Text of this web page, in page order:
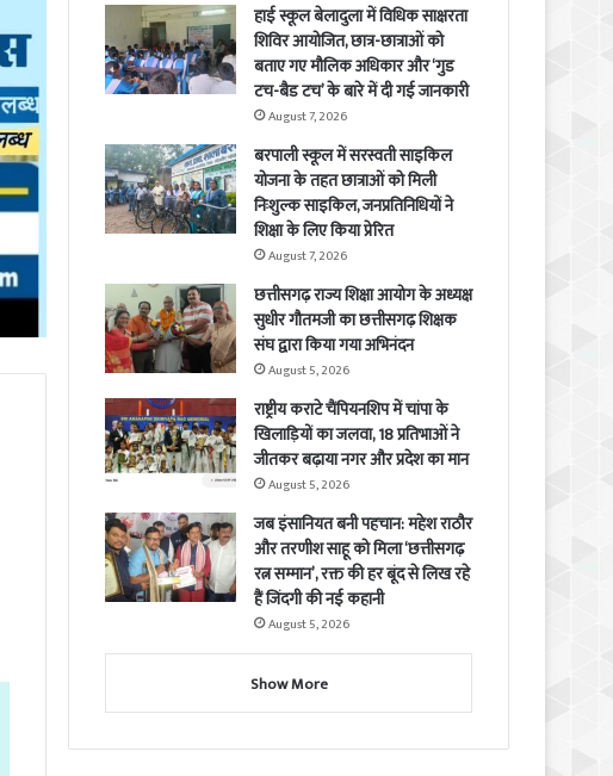
हाई स्कूल बेलादुला में विधिक साक्षरता
शिविर आयोजित, छात्र-छात्राओं को
बताए गए मौलिक अधिकार और ‘गुड
टच-बैड टच’ के बारे में दी गई जानकारी
August 7, 2026
बरपाली स्कूल में सरस्वती साइकिल
योजना के तहत छात्राओं को मिली
निःशुल्क साइकिल, जनप्रतिनिधियों ने
शिक्षा के लिए किया प्रेरित
August 7, 2026
छत्तीसगढ़ राज्य शिक्षा आयोग के अध्यक्ष
सुधीर गौतमजी का छत्तीसगढ़ शिक्षक
संघ द्वारा किया गया अभिनंदन
August 5, 2026
राष्ट्रीय कराटे चैंपियनशिप में चांपा के
खिलाड़ियों का जलवा, 18 प्रतिभाओं ने
जीतकर बढ़ाया नगर और प्रदेश का मान
August 5, 2026
जब इंसानियत बनी पहचान: महेश राठौर
और तरणीश साहू को मिला ‘छत्तीसगढ़
रत्न सम्मान’, रक्त की हर बूंद से लिख रहे
हैं जिंदगी की नई कहानी
August 5, 2026
Show More